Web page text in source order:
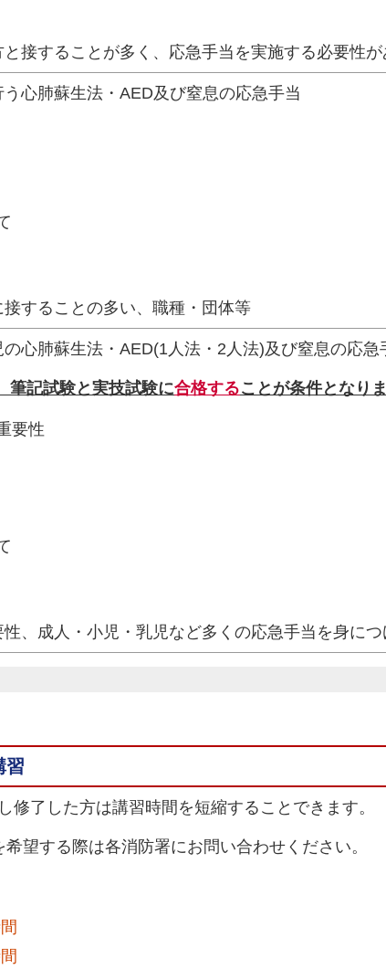
接することが多く、応急手当を実施する必要性
心肺蘇生法・AED及び窒息の応急手当
することの多い、職種・団体等
心肺蘇生法・AED(1人法・2人法)及び窒息の応急
筆記試験と実技試験に合格することが条件となり
要性
、成人・小児・乳児など多くの応急手当を身に
習
修了した方は講習時間を短縮することできます。
望する際は各消防署にお問い合わせください。